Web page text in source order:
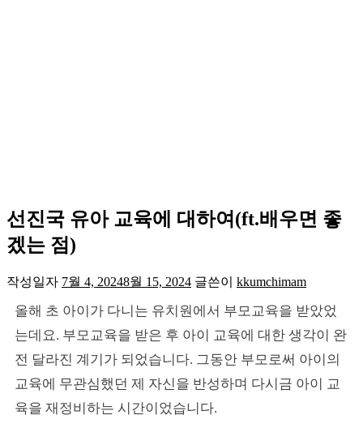
선진국 유아 교육에 대하여(ft.배우면 좋
겠는 점)
작성일자 7월 4, 20248월 15, 2024 글쓴이 kkumchimam
올해 초 아이가 다니는 유치원에서 부모교육을 받았었
는데요. 부모교육을 받은 후 아이 교육에 대한 생각이 완
전 달라진 계기가 되었습니다. 그동안 부모로써 아이의
교육에 무관심했던 제 자신을 반성하며 다시금 아이 교
육을 재정비하는 시간이었습니다.